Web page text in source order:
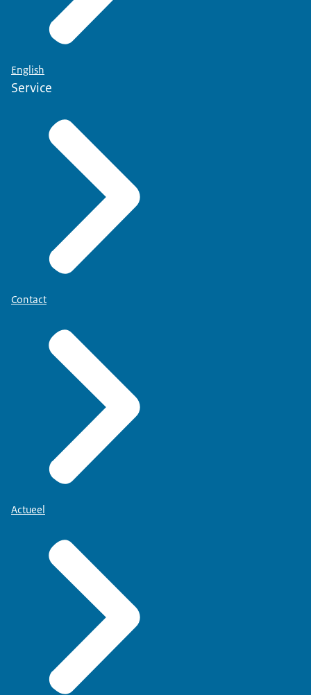
English
Service
Contact
Actueel